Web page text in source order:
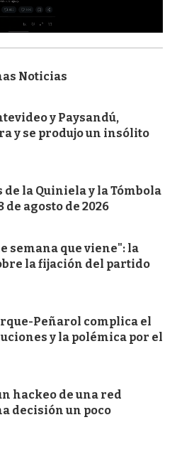
Noticias
y Paysandú,
y se produjo un insólito
de la Quiniela y la Tómbola
agosto de 2026
semana que viene": la
la fijación del partido
Peñarol complica el
y la polémica por el
hackeo de una red
decisión un poco